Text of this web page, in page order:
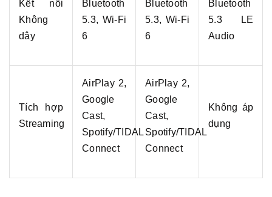
Kết nối
Không
dây
Bluetooth
5.3, Wi-Fi
6
Bluetooth
5.3, Wi-Fi
6
Bluetooth
5.3 LE
Audio
Tích hợp
Streaming
AirPlay 2,
Google
Cast,
Spotify/TIDAL
Connect
AirPlay 2,
Google
Cast,
Spotify/TIDAL
Connect
Không áp
dụng